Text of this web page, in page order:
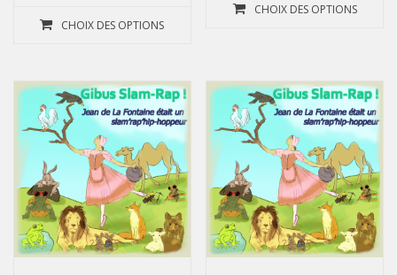
CHOIX DES OPTIONS
CHOIX DES OPTIONS